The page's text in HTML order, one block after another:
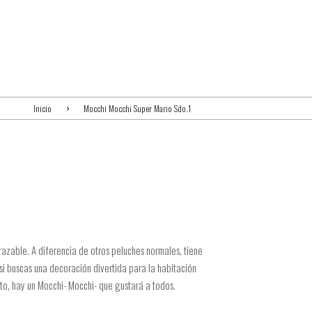
Inicio Mocchi Mocchi Super Mario Sdo.1
A diferencia de otros peluches normales, tiene
buscas una decoración divertida para la habitación
hay un Mocchi- Mocchi- que gustará a todos.